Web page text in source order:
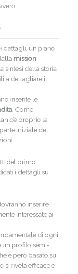
dettagli, un piano
mission
sintesi della storia
a dettagliare il
inserite le
. Come
c’è proprio la
iniziale del
del primo
i dettagli su
inserire
interessate ai
di ogni
un profilo semi-
è però basato su
si rivela efficace e